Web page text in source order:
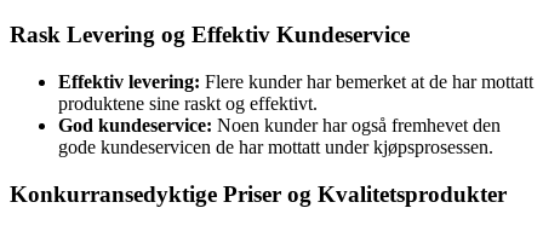
Rask Levering og Effektiv Kundeservice
Effektiv levering: Flere kunder har bemerket at de har mottatt
produktene sine raskt og effektivt.
God kundeservice: Noen kunder har også fremhevet den
gode kundeservicen de har mottatt under kjøpsprosessen.
Konkurransedyktige Priser og Kvalitetsprodukter